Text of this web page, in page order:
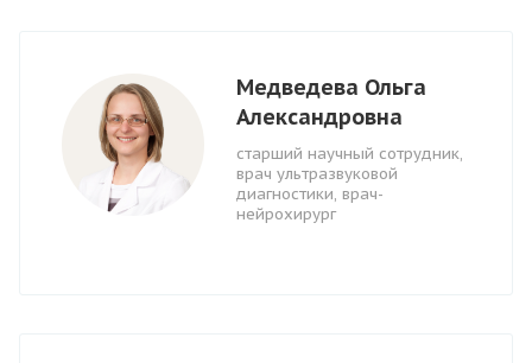
Медведева Ольга
Александровна
старший научный сотрудник,
врач ультразвуковой
диагностики, врач-
нейрохирург